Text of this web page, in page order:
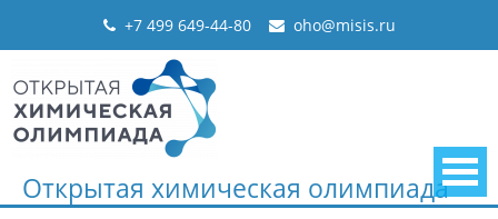
+7 499 649-44-80 oho@misis.ru
Открытая химическая олимпиада